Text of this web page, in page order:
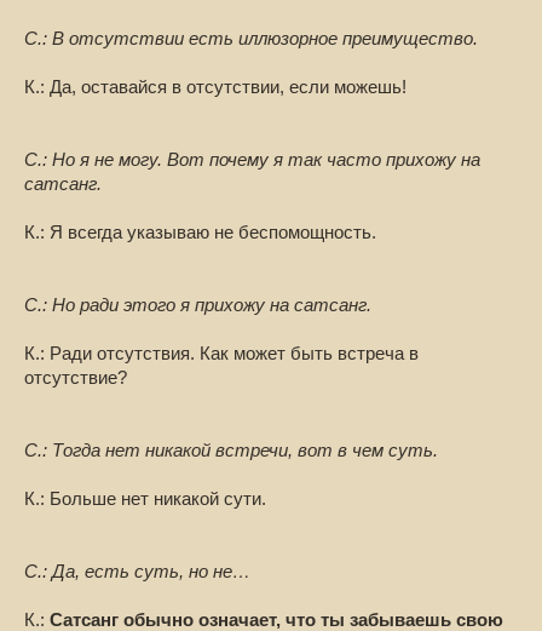
С.: В отсутствии есть иллюзорное преимущество.
К.: Да, оставайся в отсутствии, если можешь!
С.: Но я не могу. Вот почему я так часто прихожу на
сатсанг.
К.: Я всегда указываю не беспомощность.
С.: Но ради этого я прихожу на сатсанг.
К.: Ради отсутствия. Как может быть встреча в
отсутствие?
С.: Тогда нет никакой встречи, вот в чем суть.
К.: Больше нет никакой сути.
С.: Да, есть суть, но не…
К.: Сатсанг обычно означает, что ты забываешь свою